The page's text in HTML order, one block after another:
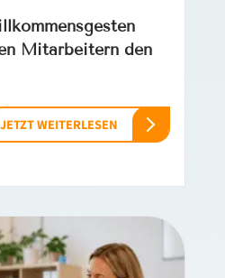
Mitarbeitern den
JETZT WEITERLESEN